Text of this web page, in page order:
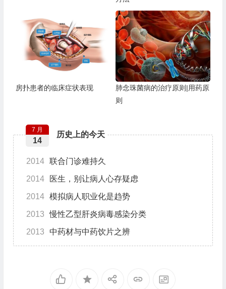
房扑患者的临床症状表现
肺念珠菌病的治疗原则|用药原
则
历史上的今天
7 月
14
2014 联合门诊难持久
2014 医生，别让病人心存疑虑
2014 模拟病人职业化是趋势
2013 慢性乙型肝炎病毒感染分类
2013 中药材与中药饮片之辨